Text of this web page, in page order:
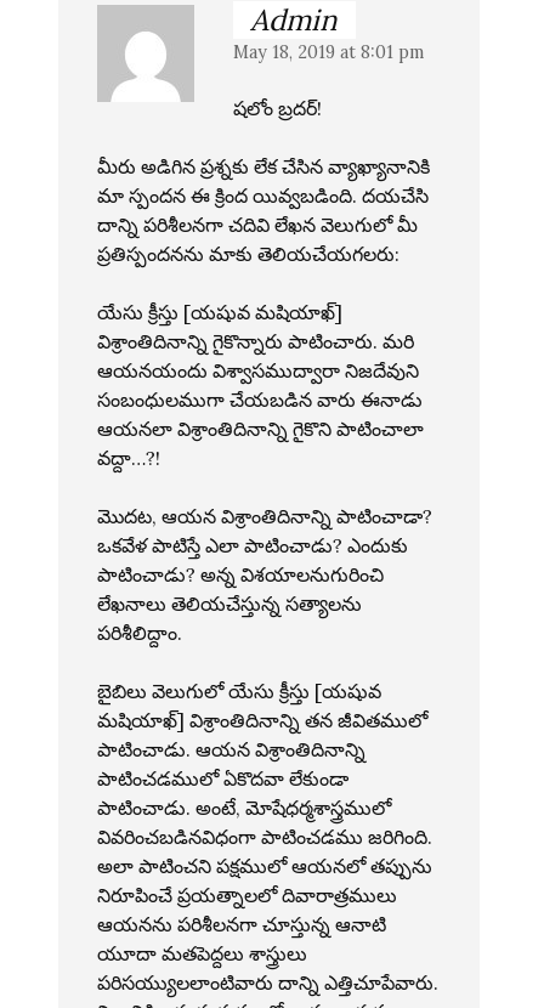
Admin
May 18, 2019 at 8:01 pm
షలోం బ్రదర్!
మీరు అడిగిన ప్రశ్నకు లేక చేసిన వ్యాఖ్యానానికి
మా స్పందన ఈ క్రింద యివ్వబడింది. దయచేసి
దాన్ని పరిశీలనగా చదివి లేఖన వెలుగులో మీ
ప్రతిస్పందనను మాకు తెలియచేయగలరు:
యేసు క్రీస్తు [యషువ మషియాఖ్]
విశ్రాంతిదినాన్ని గైకొన్నారు పాటించారు. మరి
ఆయనయందు విశ్వాసముద్వారా నిజదేవుని
సంబంధులముగా చేయబడిన వారు ఈనాడు
ఆయనలా విశ్రాంతిదినాన్ని గైకొని పాటించాలా
వద్దా…?!
మొదట, ఆయన విశ్రాంతిదినాన్ని పాటించాడా?
ఒకవేళ పాటిస్తే ఎలా పాటించాడు? ఎందుకు
పాటించాడు? అన్న విశయాలనుగురించి
లేఖనాలు తెలియచేస్తున్న సత్యాలను
పరిశీలిద్దాం.
బైబిలు వెలుగులో యేసు క్రీస్తు [యషువ
మషియాఖ్] విశ్రాంతిదినాన్ని తన జీవితములో
పాటించాడు. ఆయన విశ్రాంతిదినాన్ని
పాటించడములో ఏకొదవా లేకుండా
పాటించాడు. అంటే, మోషేధర్మశాస్త్రములో
వివరించబడినవిధంగా పాటించడము జరిగింది.
అలా పాటించని పక్షములో ఆయనలో తప్పును
నిరూపించే ప్రయత్నాలలో దివారాత్రములు
ఆయనను పరిశీలనగా చూస్తున్న ఆనాటి
యూదా మతపెద్దలు శాస్త్రులు
పరిసయ్యులలాంటివారు దాన్ని ఎత్తిచూపేవారు.